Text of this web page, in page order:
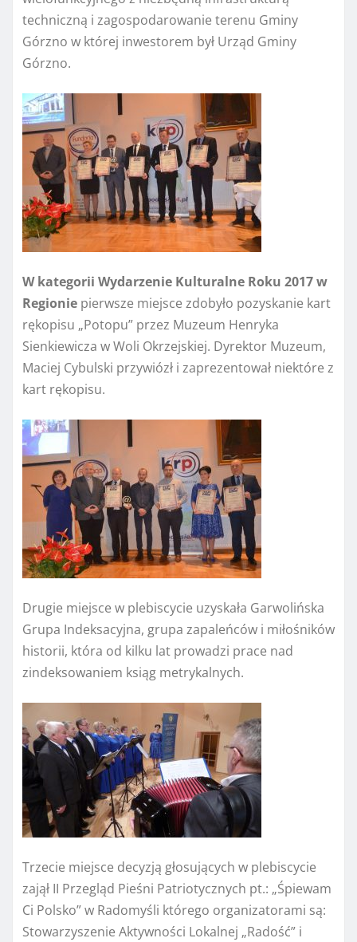
techniczną i zagospodarowanie terenu Gminy
Górzno w której inwestorem był Urząd Gminy
Górzno.
W kategorii Wydarzenie Kulturalne Roku 2017 w
Regionie pierwsze miejsce zdobyło pozyskanie kart
rękopisu „Potopu” przez Muzeum Henryka
Sienkiewicza w Woli Okrzejskiej. Dyrektor Muzeum,
Maciej Cybulski przywiózł i zaprezentował niektóre z
kart rękopisu.
Drugie miejsce w plebiscycie uzyskała Garwolińska
Grupa Indeksacyjna, grupa zapaleńców i miłośników
historii, która od kilku lat prowadzi prace nad
zindeksowaniem ksiąg metrykalnych.
Trzecie miejsce decyzją głosujących w plebiscycie
zajął II Przegląd Pieśni Patriotycznych pt.: „Śpiewam
Ci Polsko” w Radomyśli którego organizatorami są:
Stowarzyszenie Aktywności Lokalnej „Radość” i